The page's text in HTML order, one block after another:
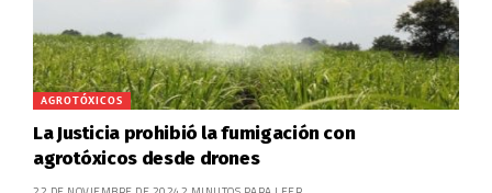
AGROTÓXICOS
La Justicia prohibió la fumigación con
agrotóxicos desde drones